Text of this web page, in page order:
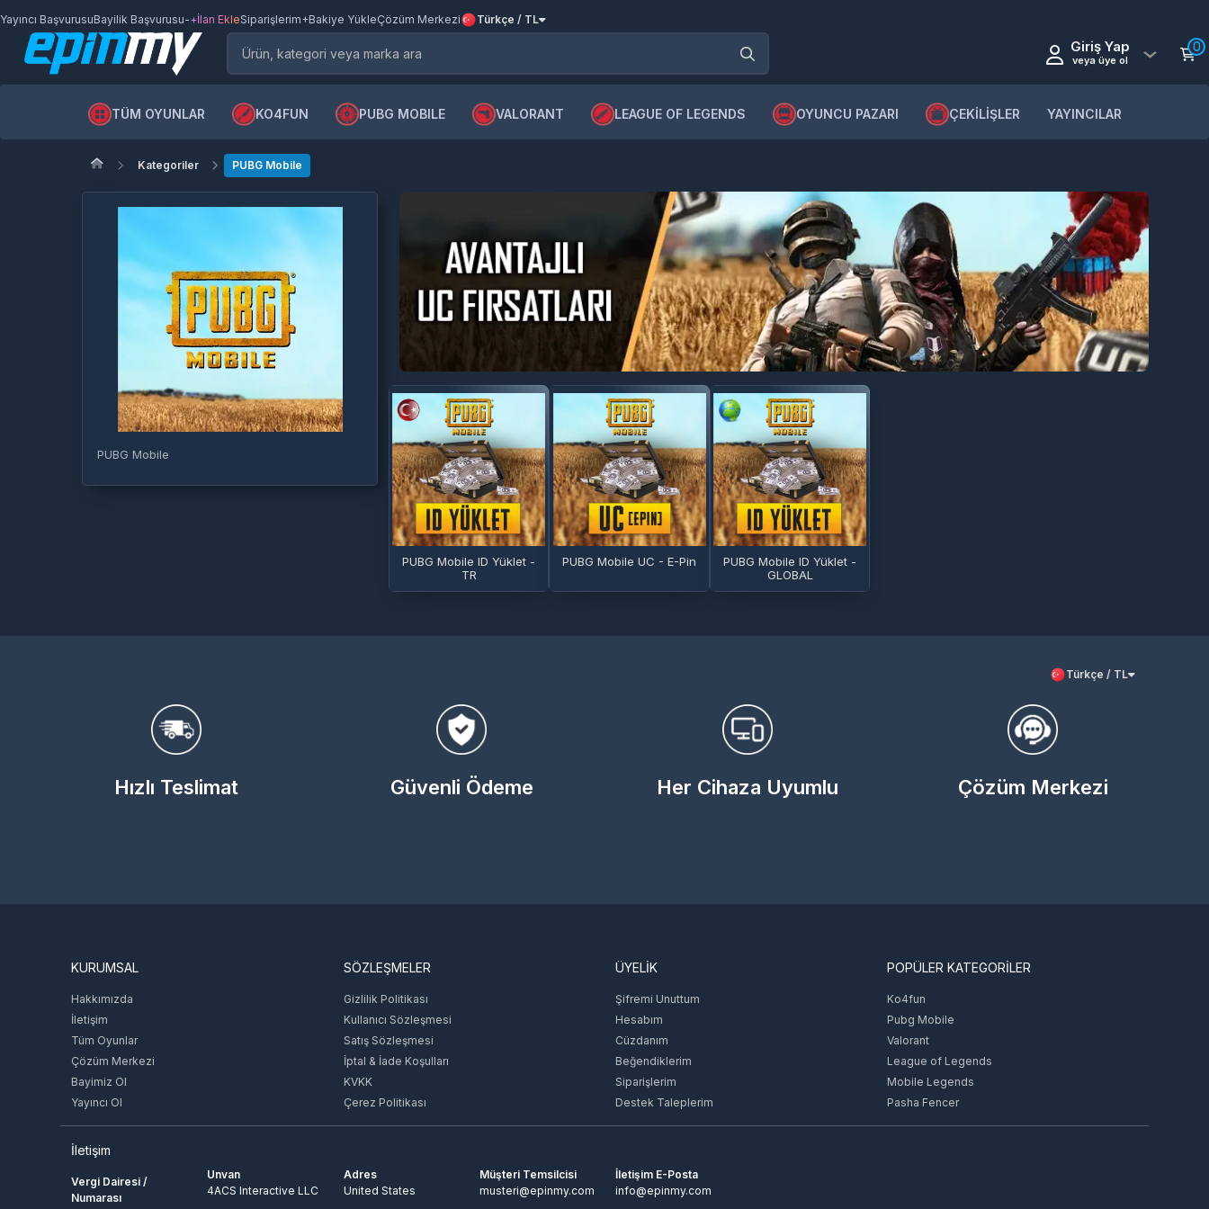
Yayıncı BaşvurusuBayilik Başvurusu-+İlan EkleSiparişlerim+Bakiye YükleÇözüm Merkezi Türkçe / TL
Giriş Yap
veya üye ol
0
TÜM OYUNLAR KO4FUN PUBG MOBILE VALORANT LEAGUE OF LEGENDS OYUNCU PAZARI ÇEKİLİŞLER YAYINCILAR
Kategoriler PUBG Mobile
PUBG Mobile
PUBG Mobile ID Yüklet -
TR
PUBG Mobile UC - E-Pin
PUBG Mobile ID Yüklet -
GLOBAL
Türkçe / TL
Hızlı Teslimat Güvenli Ödeme Her Cihaza Uyumlu Çözüm Merkezi
KURUMSAL
Hakkımızda
İletişim
Tüm Oyunlar
Çözüm Merkezi
Bayimiz Ol
Yayıncı Ol
SÖZLEŞMELER
Gizlilik Politikası
Kullanıcı Sözleşmesi
Satış Sözleşmesi
İptal & İade Koşulları
KVKK
Çerez Politikası
ÜYELİK
Şifremi Unuttum
Hesabım
Cüzdanım
Beğendiklerim
Siparişlerim
Destek Taleplerim
POPÜLER KATEGORİLER
Ko4fun
Pubg Mobile
Valorant
League of Legends
Mobile Legends
Pasha Fencer
İletişim
Vergi Dairesi /
Numarası
Unvan
4ACS Interactive LLC
Adres
United States
Müşteri Temsilcisi
musteri@epinmy.com
İletişim E-Posta
info@epinmy.com